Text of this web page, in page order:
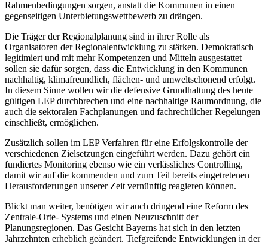
Rahmenbedingungen sorgen, anstatt die Kommunen in einen
gegenseitigen Unterbietungswettbewerb zu drängen.
Die Träger der Regionalplanung sind in ihrer Rolle als
Organisatoren der Regionalentwicklung zu stärken. Demokratisch
legitimiert und mit mehr Kompetenzen und Mitteln ausgestattet
sollen sie dafür sorgen, dass die Entwicklung in den Kommunen
nachhaltig, klimafreundlich, flächen- und umweltschonend erfolgt.
In diesem Sinne wollen wir die defensive Grundhaltung des heute
gültigen LEP durchbrechen und eine nachhaltige Raumordnung, die
auch die sektoralen Fachplanungen und fachrechtlicher Regelungen
einschließt, ermöglichen.
Zusätzlich sollen im LEP Verfahren für eine Erfolgskontrolle der
verschiedenen Zielsetzungen eingeführt werden. Dazu gehört ein
fundiertes Monitoring ebenso wie ein verlässliches Controlling,
damit wir auf die kommenden und zum Teil bereits eingetretenen
Herausforderungen unserer Zeit vernünftig reagieren können.
Blickt man weiter, benötigen wir auch dringend eine Reform des
Zentrale-Orte- Systems und einen Neuzuschnitt der
Planungsregionen. Das Gesicht Bayerns hat sich in den letzten
Jahrzehnten erheblich geändert. Tiefgreifende Entwicklungen in der